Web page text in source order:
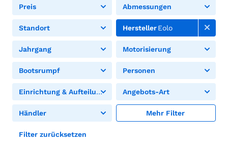
Preis Abmessungen
Standort HerstellerEolo
Jahrgang Motorisierung
Bootsrumpf Personen
Einrichtung & Aufteilung Angebots-Art
Händler Mehr Filter
Filter zurücksetzen